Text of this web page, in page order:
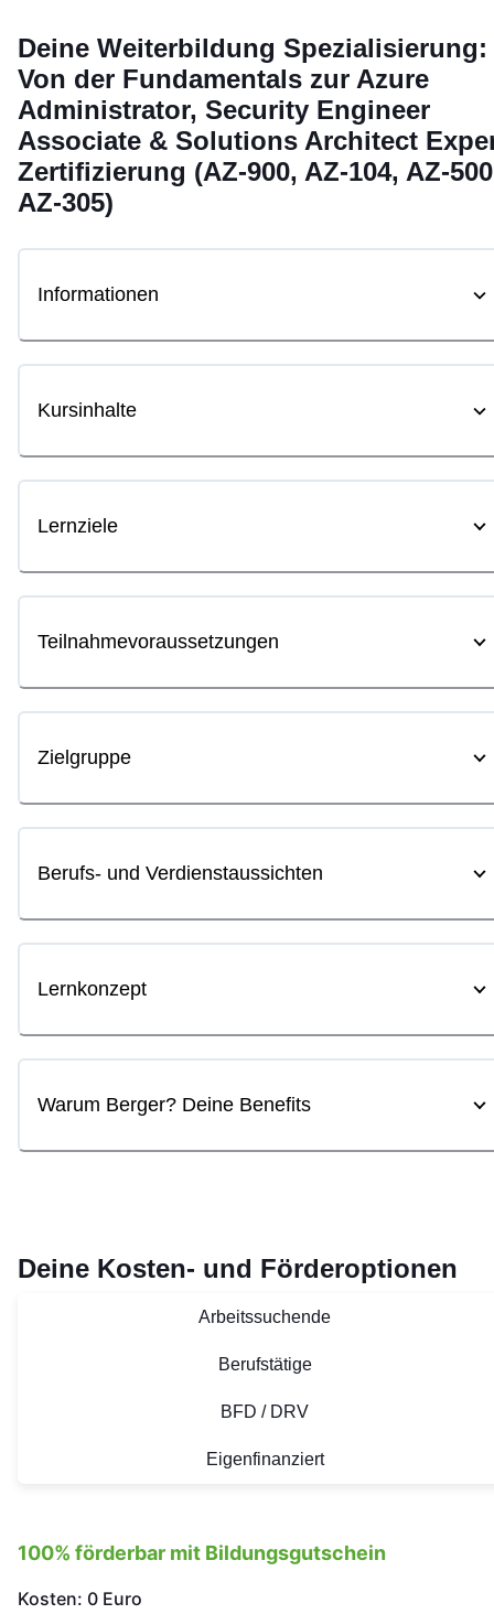
Deine Weiterbildung Spezialisierung:
Von der Fundamentals zur Azure
Administrator, Security Engineer
Associate & Solutions Architect
Zertifizierung (AZ-900, AZ-104, AZ-
AZ-305)
Informationen
Kursinhalte
Lernziele
Teilnahmevoraussetzungen
Zielgruppe
Berufs- und Verdienstaussichten
Lernkonzept
Warum Berger? Deine Benefits
Deine Kosten- und Förderoptionen
Arbeitssuchende
Berufstätige
BFD / DRV
Eigenfinanziert
100% förderbar mit Bildungsgutschein
Kosten: 0 Euro